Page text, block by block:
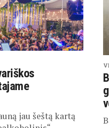
jau šeštą kartą